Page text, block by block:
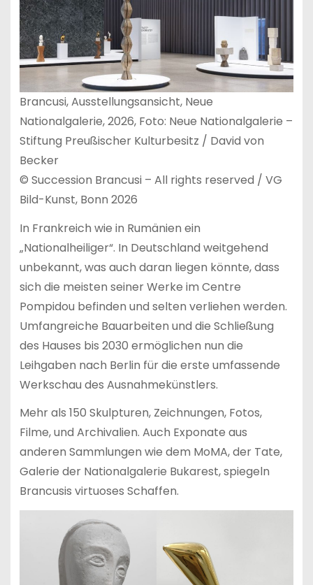
Brancusi, Ausstellungsansicht, Neue
Nationalgalerie, 2026, Foto: Neue Nationalgalerie –
Stiftung Preußischer Kulturbesitz / David von
Becker
© Succession Brancusi – All rights reserved / VG
Bild-Kunst, Bonn 2026
In Frankreich wie in Rumänien ein
„Nationalheiliger“. In Deutschland weitgehend
unbekannt, was auch daran liegen könnte, dass
sich die meisten seiner Werke im Centre
Pompidou befinden und selten verliehen werden.
Umfangreiche Bauarbeiten und die Schließung
des Hauses bis 2030 ermöglichen nun die
Leihgaben nach Berlin für die erste umfassende
Werkschau des Ausnahmekünstlers.
Mehr als 150 Skulpturen, Zeichnungen, Fotos,
Filme, und Archivalien. Auch Exponate aus
anderen Sammlungen wie dem MoMA, der Tate,
Galerie der Nationalgalerie Bukarest, spiegeln
Brancusis virtuoses Schaffen.